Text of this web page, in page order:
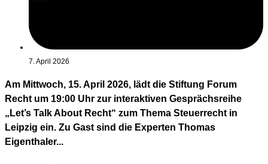
7. April 2026
Am Mittwoch, 15. April 2026, lädt die Stiftung Forum
Recht um 19:00 Uhr zur interaktiven Gesprächsreihe
„Let’s Talk About Recht“ zum Thema Steuerrecht in
Leipzig ein. Zu Gast sind die Experten Thomas
Eigenthaler...